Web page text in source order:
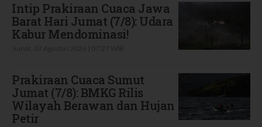
Intip Prakiraan Cuaca Jawa
Barat Hari Jumat (7/8): Udara
Kabur Mendominasi!
Prakiraan Cuaca Sumut
Jumat (7/8): BMKG Rilis
Wilayah Berawan dan Hujan
Petir